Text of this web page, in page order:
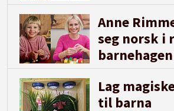
Anne
seg norsk i
barnehagen
Lag
til barna